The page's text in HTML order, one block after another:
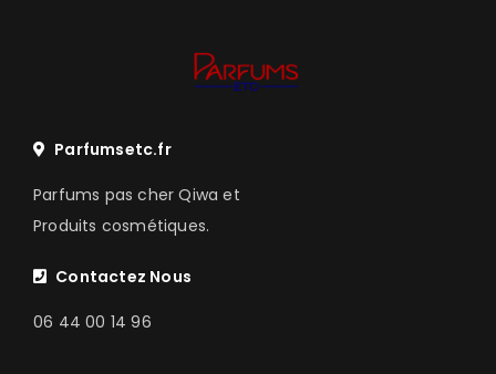
Parfumsetc.fr
Parfums pas cher Qiwa et
Produits cosmétiques.
Contactez Nous
06 44 00 14 96